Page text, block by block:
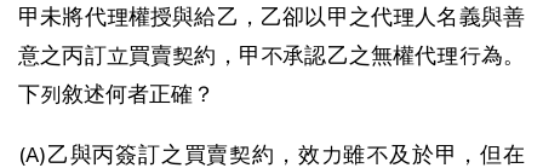
甲未將代理權授與給乙，乙卻以甲之代理人名義與善
意之丙訂立買賣契約，甲不承認乙之無權代理行為。
下列敘述何者正確？
(A)乙與丙簽訂之買賣契約，效力雖不及於甲，但在